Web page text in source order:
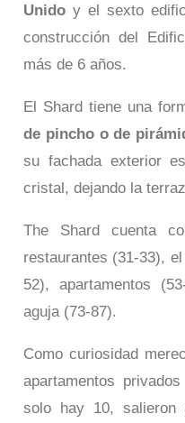
Unido y el sexto
construcción del
más de 6 años.
El Shard tiene una
de pincho o de
su fachada exterior
cristal, dejando la
The Shard cuenta
restaurantes (31-33),
52), apartamentos
aguja (73-87).
Como curiosidad
apartamentos
solo hay 10,